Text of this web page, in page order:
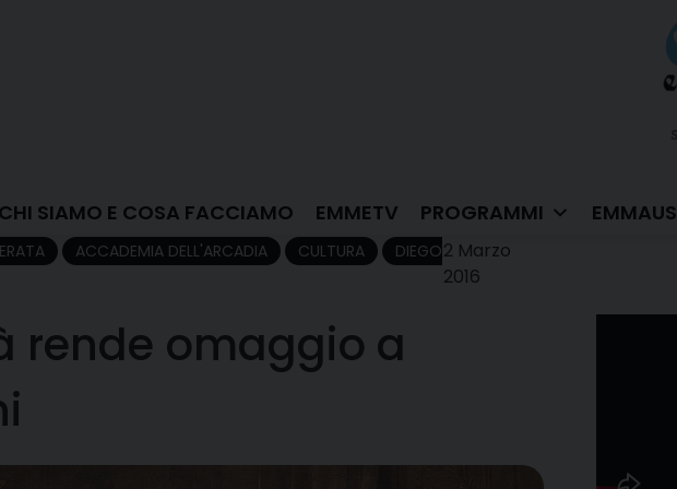
CHI SIAMO E COSA FACCIAMO EMMETV PROGRAMMI EMMAUS
ACCADEMIA DELL'ARCADIA CULTURA
DIEGO2 Marzo
2016
rende omaggio a